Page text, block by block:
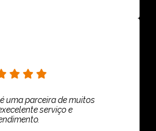
uma parceira de muitos
serviço e